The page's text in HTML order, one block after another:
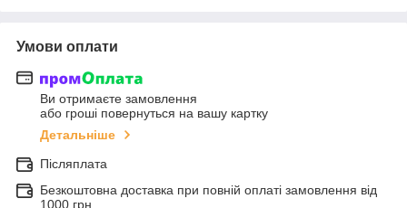
Умови оплати
Ви отримаєте замовлення
або гроші повернуться на вашу картку
Детальніше
Післяплата
Безкоштовна доставка при повній оплаті замовлення від
1000 грн